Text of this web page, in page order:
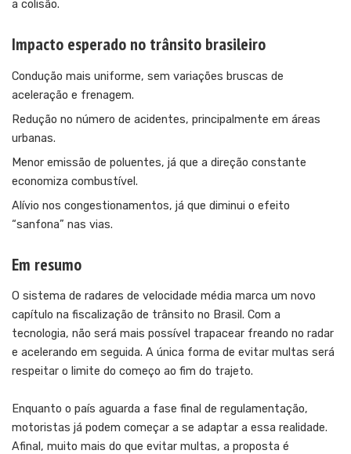
a colisão.
Impacto esperado no trânsito brasileiro
Condução mais uniforme, sem variações bruscas de
aceleração e frenagem.
Redução no número de acidentes, principalmente em áreas
urbanas.
Menor emissão de poluentes, já que a direção constante
economiza combustível.
Alívio nos congestionamentos, já que diminui o efeito
“sanfona” nas vias.
Em resumo
O sistema de radares de velocidade média marca um novo
capítulo na fiscalização de trânsito no Brasil. Com a
tecnologia, não será mais possível trapacear freando no radar
e acelerando em seguida. A única forma de evitar multas será
respeitar o limite do começo ao fim do trajeto.
Enquanto o país aguarda a fase final de regulamentação,
motoristas já podem começar a se adaptar a essa realidade.
Afinal, muito mais do que evitar multas, a proposta é